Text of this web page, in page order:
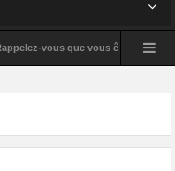
vous que vous êtes super !